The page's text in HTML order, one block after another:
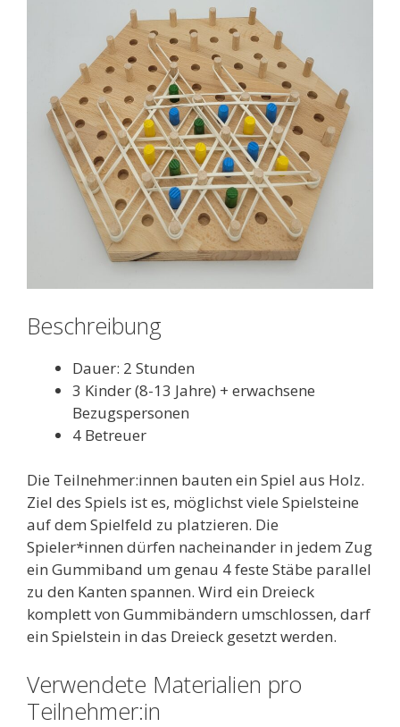
Beschreibung
Dauer: 2 Stunden
3 Kinder (8-13 Jahre) + erwachsene
Bezugspersonen
4 Betreuer
Die Teilnehmer:innen bauten ein Spiel aus Holz.
Ziel des Spiels ist es, möglichst viele Spielsteine
auf dem Spielfeld zu platzieren. Die
Spieler*innen dürfen nacheinander in jedem Zug
ein Gummiband um genau 4 feste Stäbe parallel
zu den Kanten spannen. Wird ein Dreieck
komplett von Gummibändern umschlossen, darf
ein Spielstein in das Dreieck gesetzt werden.
Verwendete Materialien pro
Teilnehmer:in